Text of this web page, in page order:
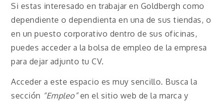
Si estas interesado en trabajar en Goldbergh como
dependiente o dependienta en una de sus tiendas, o
en un puesto corporativo dentro de sus oficinas,
puedes acceder a la bolsa de empleo de la empresa
para dejar adjunto tu CV.
Acceder a este espacio es muy sencillo. Busca la
sección “Empleo”en el sitio web de la marca y